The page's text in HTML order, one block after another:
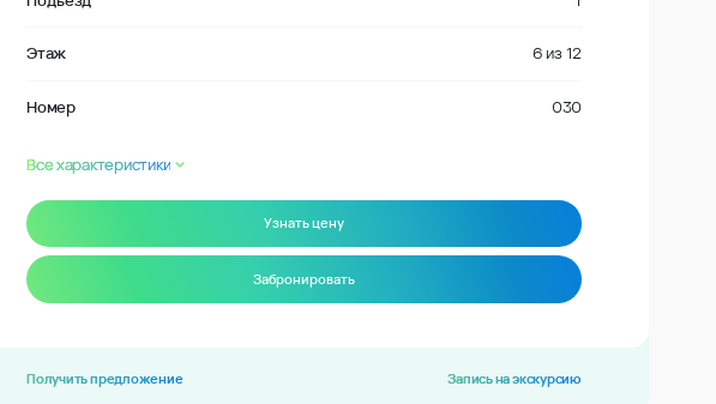
Этаж 6 из 12
Номер 030
Все характеристики
Узнать цену
Забронировать
Получить предложение Запись на экскурсию